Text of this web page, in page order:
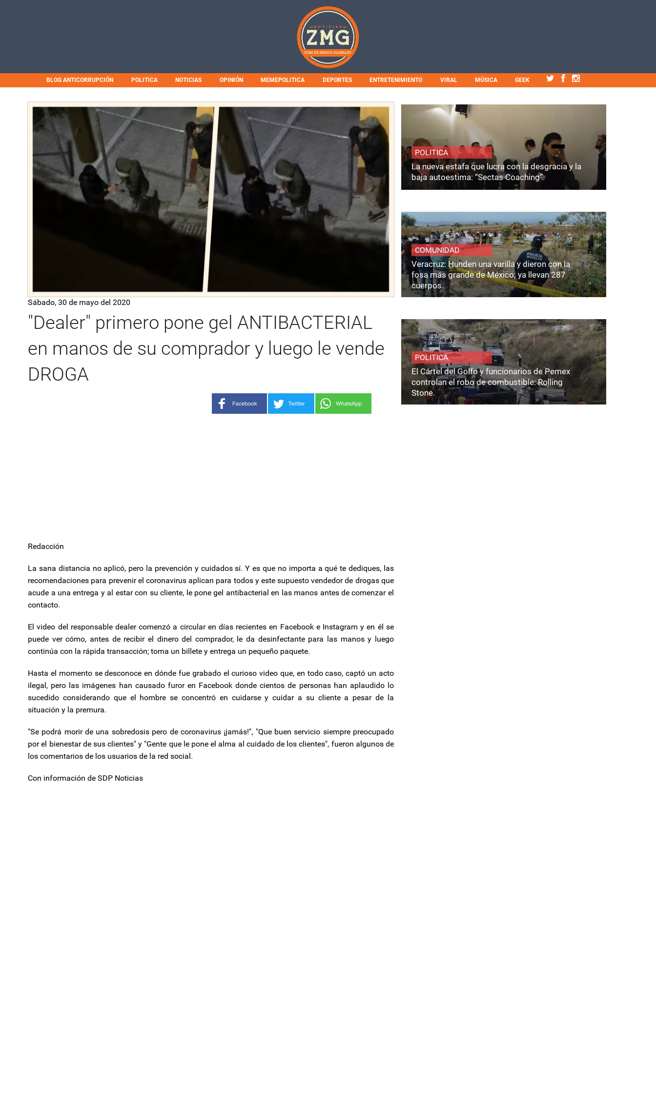
BLOG ANTICORRUPCIÓN POLITICA NOTICIAS OPINIÓN MEMEPOLITICA DEPORTES ENTRETENIMIENTO VIRAL MÚSICA GEEK
Sábado, 30 de mayo del 2020
"Dealer" primero pone gel ANTIBACTERIAL
en manos de su comprador y luego le vende
DROGA
Redacción
La sana distancia no aplicó, pero la prevención y cuidados sí. Y es que no importa a qué te dediques, las
recomendaciones para prevenir el coronavirus aplican para todos y este supuesto vendedor de drogas que
acude a una entrega y al estar con su cliente, le pone gel antibacterial en las manos antes de comenzar el
contacto.
El video del responsable dealer comenzó a circular en días recientes en Facebook e Instagram y en él se
puede ver cómo, antes de recibir el dinero del comprador, le da desinfectante para las manos y luego
continúa con la rápida transacción; toma un billete y entrega un pequeño paquete.
Hasta el momento se desconoce en dónde fue grabado el curioso video que, en todo caso, captó un acto
ilegal, pero las imágenes han causado furor en Facebook donde cientos de personas han aplaudido lo
sucedido considerando que el hombre se concentró en cuidarse y cuidar a su cliente a pesar de la
situación y la premura.
"Se podrá morir de una sobredosis pero de coronavirus ¡jamás!", "Que buen servicio siempre preocupado
por el bienestar de sus clientes" y "Gente que le pone el alma al cuidado de los clientes", fueron algunos de
los comentarios de los usuarios de la red social.
Con información de SDP Noticias
POLITICA
La nueva estafa que lucra con la desgracia y la
baja autoestima: “Sectas Coaching”
COMUNIDAD
Veracruz: Hunden una varilla y dieron con la
fosa más grande de México; ya llevan 287
cuerpos.
POLITICA
El Cártel del Golfo y funcionarios de Pemex
controlan el robo de combustible: Rolling
Stone.